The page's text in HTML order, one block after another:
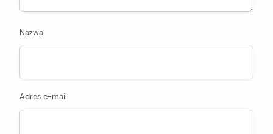
Nazwa
Adres e-mail